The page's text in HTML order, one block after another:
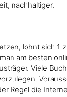
nachhaltiger.
lohnt sich 1
am besten
Viele
Regel die